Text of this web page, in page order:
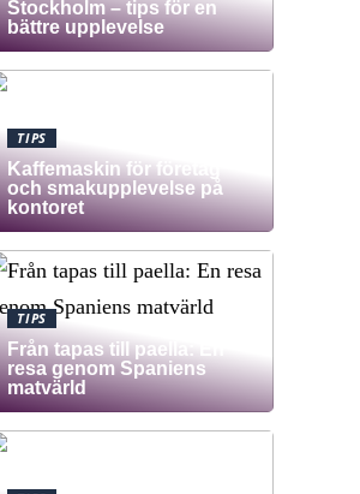
Stockholm – tips för en
bättre upplevelse
TIPS
Kaffemaskin för företag
och smakupplevelse på
kontoret
TIPS
Från tapas till paella: En
resa genom Spaniens
matvärld